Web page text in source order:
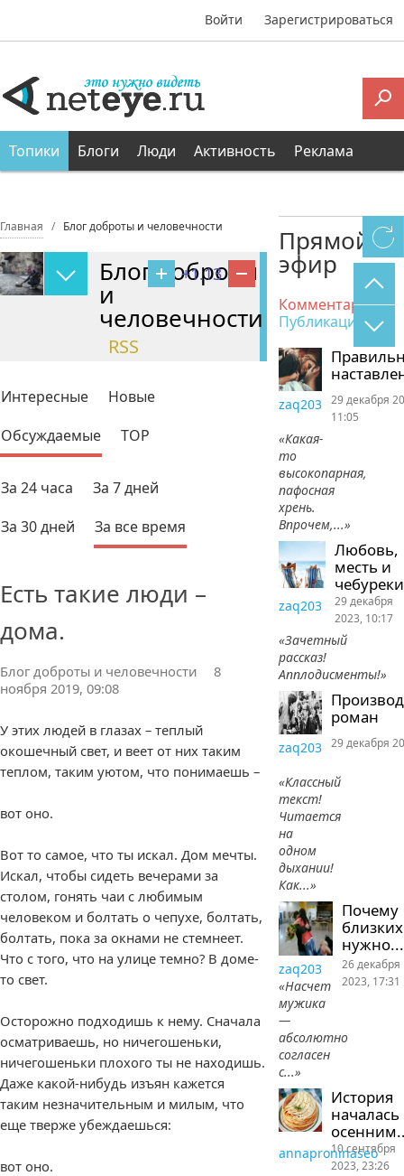
Войти Зарегистрироваться
Топики Блоги Люди Активность Реклама
Главная Блог доброты и человечности
+1.13
Блог доброты
и
человечности
RSS
Интересные
Новые
Обсуждаемые
TOP
За 24 часа
За 7 дней
За 30 дней
За все время
Есть такие люди –
дома.
Блог доброты и человечности
8
ноября 2019, 09:08
У этих людей в глазах – теплый
окошечный свет, и веет от них таким
теплом, таким уютом, что понимаешь –
вот оно.
Вот то самое, что ты искал. Дом мечты.
Искал, чтобы сидеть вечерами за
столом, гонять чаи с любимым
человеком и болтать о чепухе, болтать,
болтать, пока за окнами не стемнеет.
Что с того, что на улице темно? В доме-
то свет.
Осторожно подходишь к нему. Сначала
осматриваешь, но ничегошеньки,
ничегошеньки плохого ты не находишь.
Даже какой-нибудь изъян кажется
таким незначительным и милым, что
еще тверже убеждаешься:
вот оно.
Прямой
эфир
Комментарии
Публикации
zaq203
«Какая-
то
высокопарная,
пафосная
хрень.
Впрочем,...»
29 декабря
11:05
Любовь,
месть и
чебуреки
zaq203
«Зачетный
рассказ!
Апплодисменты!»
29 декабря
2023, 10:17
роман
zaq203
«Классный
текст!
Читается
на
одном
дыхании!
Как...»
29 декабря
Почему
близких
нужно...
zaq203
«Насчет
мужика
—
абсолютно
согласен
с...»
26 декабря
2023, 17:31
История
началась
annaproninaseo
10 сентября
2023, 23:26